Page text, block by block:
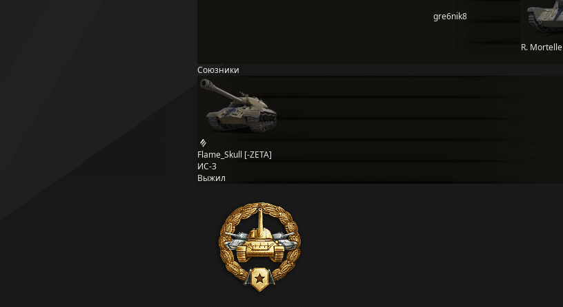
gre6nik8
R. Mortelle
Союзники
Flame_Skull [-ZETA]
ИС-3
Выжил